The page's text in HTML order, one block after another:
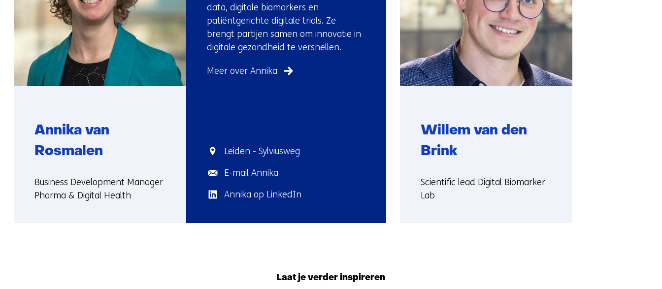
Annika van
Rosmalen
Functie:
Business Development Manager
Pharma & Digital Health
data, digitale biomarkers en
patiëntgerichte digitale trials. Ze
brengt partijen samen om innovatie in
digitale gezondheid te versnellen.
Meer over Annika
Standplaats:
Leiden - Sylviusweg
E-
E-mail Annika
LinkedIn:
Annika op LinkedIn
Willem van den
Brink
Functie:
Scientific lead Digital Biomarker
Lab
navigatie
Laat je verder inspireren